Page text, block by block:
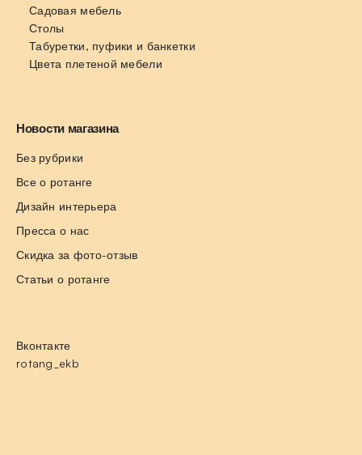
Садовая мебель
Столы
Табуретки, пуфики и банкетки
Цвета плетеной мебели
Новости магазина
Без рубрики
Все о ротанге
Дизайн интерьера
Пресса о нас
Скидка за фото-отзыв
Статьи о ротанге
Вконтакте
rotang_ekb